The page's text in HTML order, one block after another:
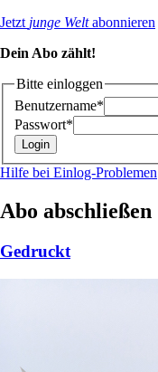
Jetzt junge Weltabonnieren
Dein Abo zählt!
Bitte einloggen
Benutzername*
Passwort*
Hilfe bei Einlog-Problemen
Abo abschließen
Gedruckt